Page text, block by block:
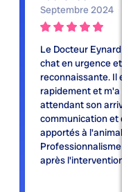
Septembre 2024
Le Docteur
chat en urgence
reconnaissante. Il
rapidement et m'a
attendant son
communication et
apportés à
après